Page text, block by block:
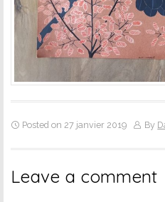
Posted on 27 janvier 2019 By
Leave a comment